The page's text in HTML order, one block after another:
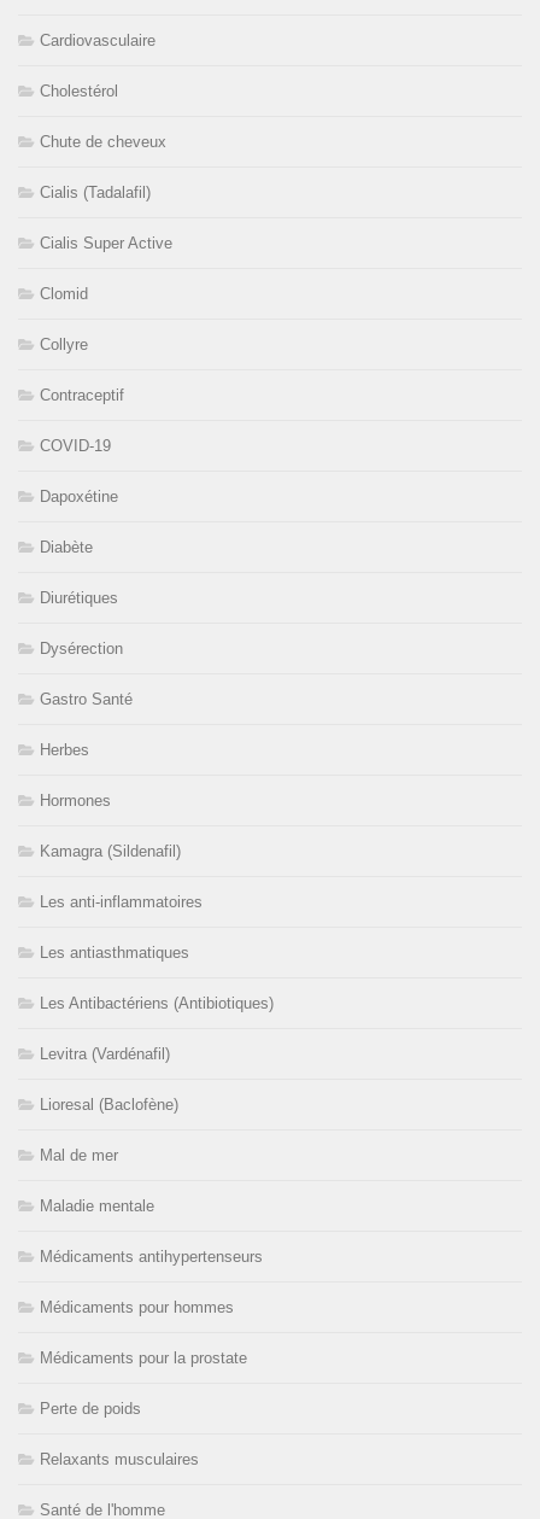
Cardiovasculaire
Cholestérol
Chute de cheveux
Cialis (Tadalafil)
Cialis Super Active
Clomid
Collyre
Contraceptif
COVID-19
Dapoxétine
Diabète
Diurétiques
Dysérection
Gastro Santé
Herbes
Hormones
Kamagra (Sildenafil)
Les anti-inflammatoires
Les antiasthmatiques
Les Antibactériens (Antibiotiques)
Levitra (Vardénafil)
Lioresal (Baclofène)
Mal de mer
Maladie mentale
Médicaments antihypertenseurs
Médicaments pour hommes
Médicaments pour la prostate
Perte de poids
Relaxants musculaires
Santé de l'homme